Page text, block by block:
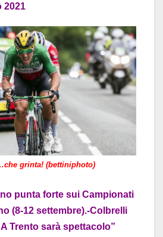
2021
grinta! (bettiniphoto)
punta forte sui Campionati
(8-12 settembre).-Colbrelli
Trento sarà spettacolo”